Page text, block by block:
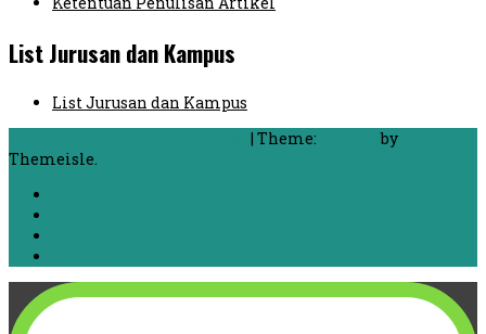
List Jurusan dan Kampus
List Jurusan dan Kampus
| Theme:
by
Themeisle.